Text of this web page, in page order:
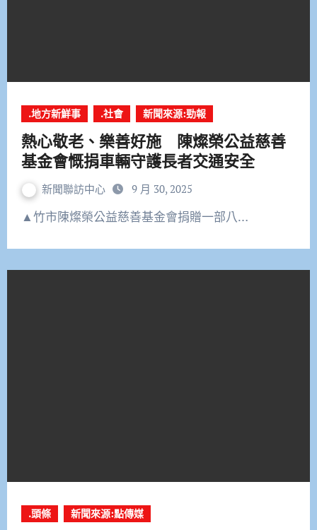
.地方新鮮事 .社會 新聞來源:勁報
熱心敬老、樂善好施 陳燦榮公益慈善
基金會慨捐車輛守護長者交通安全
新聞聯訪中心 9 月 30, 2025
▲竹市陳燦榮公益慈善基金會捐贈一部八…
.頭條 新聞來源:點傳媒